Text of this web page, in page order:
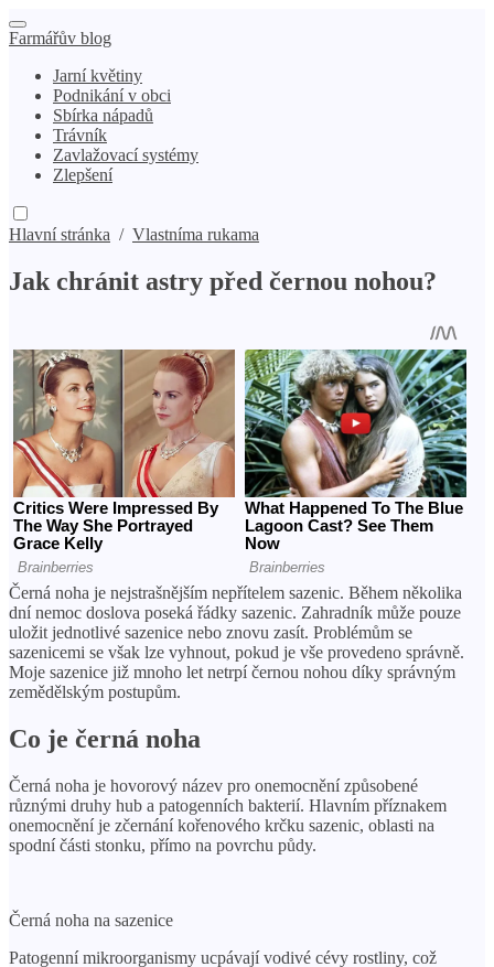
Farmářův blog
Jarní květiny
Podnikání v obci
Sbírka nápadů
Trávník
Zavlažovací systémy
Zlepšení
Hlavní stránka / Vlastníma rukama
Jak chránit astry před černou nohou?
Černá noha je nejstrašnějším nepřítelem sazenic. Během několika
dní nemoc doslova poseká řádky sazenic. Zahradník může pouze
uložit jednotlivé sazenice nebo znovu zasít. Problémům se
sazenicemi se však lze vyhnout, pokud je vše provedeno správně.
Moje sazenice již mnoho let netrpí černou nohou díky správným
zemědělským postupům.
Co je černá noha
Černá noha je hovorový název pro onemocnění způsobené
různými druhy hub a patogenních bakterií. Hlavním příznakem
onemocnění je zčernání kořenového krčku sazenic, oblasti na
spodní části stonku, přímo na povrchu půdy.
Černá noha na sazenice
Patogenní mikroorganismy ucpávají vodivé cévy rostliny, což